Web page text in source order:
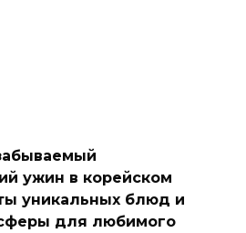
ужин в корейском
уникальных блюд и
для любимого